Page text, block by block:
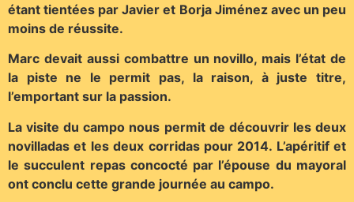
étant tientées par Javier et Borja Jiménez avec un peu
moins de réussite.
Marc devait aussi combattre un novillo, mais l’état de
la piste ne le permit pas, la raison, à juste titre,
l’emportant sur la passion.
La visite du campo nous permit de découvrir les deux
novilladas et les deux corridas pour 2014. L’apéritif et
le succulent repas concocté par l’épouse du mayoral
ont conclu cette grande journée au campo.